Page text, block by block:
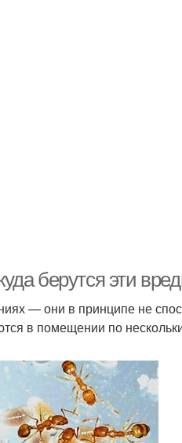
берутся эти
— они в принципе не
в помещении по